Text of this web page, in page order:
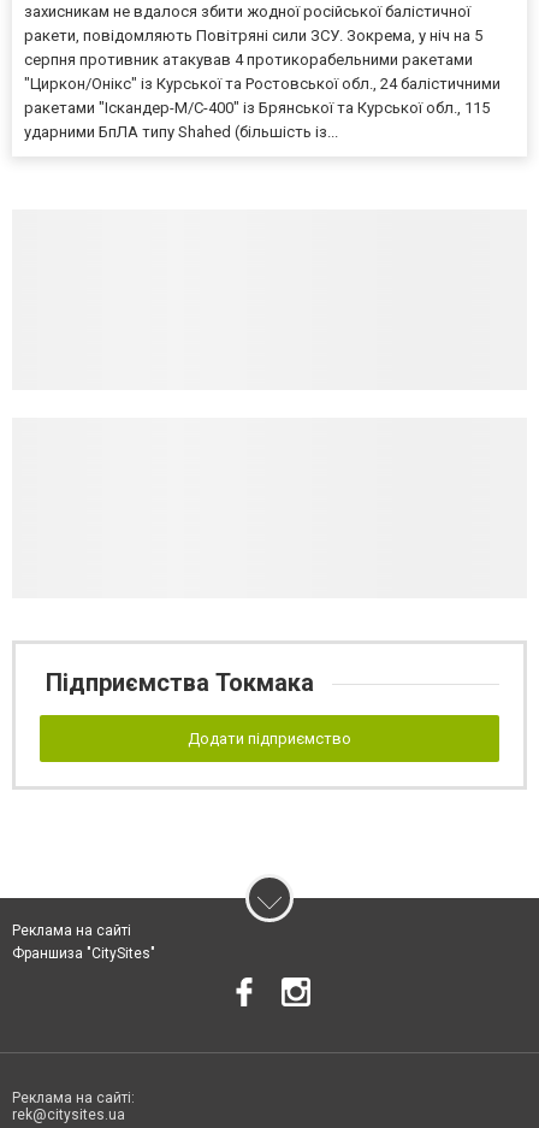
захисникам не вдалося збити жодної російської балістичної
ракети, повідомляють Повітряні сили ЗСУ. Зокрема, у ніч на 5
серпня противник атакував 4 протикорабельними ракетами
"Циркон/Онікс" із Курської та Ростовської обл., 24 балістичними
ракетами "Іскандер-М/С-400" із Брянської та Курської обл., 115
ударними БпЛА типу Shahed (більшість із...
Підприємства Токмака
Додати підприємство
Реклама на сайті
Франшиза "CitySites"
Реклама на сайті:
rek@citysites.ua